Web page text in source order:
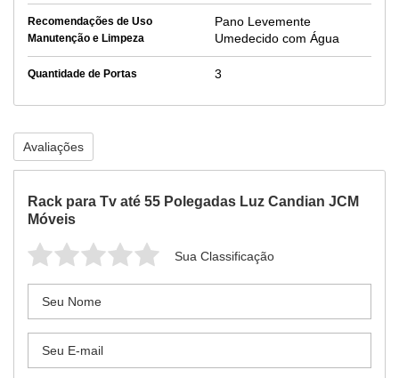
Recomendações de Uso
Manutenção e Limpeza
Pano Levemente
Umedecido com Água
Quantidade de Portas 3
Avaliações
Rack para Tv até 55 Polegadas Luz Candian JCM
Móveis
Sua Classificação